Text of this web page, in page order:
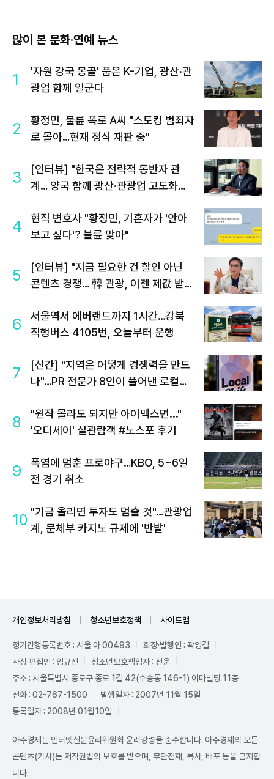
많이 본 문화·연예 뉴스
1
'자원 강국 몽골' 품은 K-기업, 광산·관
광업 함께 일군다
2
황정민, 불륜 폭로 A씨 "스토킹 범죄자
로 몰아…현재 정식 재판 중"
3
[인터뷰] "한국은 전략적 동반자 관
계… 양국 함께 광산·관광업 고도화해
4
현직 변호사 "황정민, 기혼자가 '안아
보고 싶다'? 불륜 맞아"
5
[인터뷰] "지금 필요한 건 할인 아닌
콘텐츠 경쟁… 韓 관광, 이젠 제값 받아
6
서울역서 에버랜드까지 1시간…강북
직행버스 4105번, 오늘부터 운행
7
[신간] "지역은 어떻게 경쟁력을 만드
나"…PR 전문가 8인이 풀어낸 로컬의
8
"원작 몰라도 되지만 아이맥스면..."
'오디세이' 실관람객 #노스포 후기
9
폭염에 멈춘 프로야구…KBO, 5~6일
전 경기 취소
10 "기금 올리면 투자도 멈출 것"…관광업
계, 문체부 카지노 규제에 '반발'
개인정보처리방침 청소년보호정책 사이트맵
정기간행등록번호 : 서울 아 00493
회장·발행인 : 곽영길
사장·편집인 : 임규진
청소년보호책임자 : 전운
주소 : 서울특별시 종로구 종로 1길 42(수송동 146-1) 이마빌딩 11층
전화 : 02-767-1500
발행일자 : 2007년 11월 15일
등록일자 : 2008년 01월10일
아주경제는 인터넷신문윤리위원회 윤리강령을 준수합니다. 아주경제의 모든
콘텐츠(기사)는 저작권법의 보호를 받으며, 무단전재, 복사, 배포 등을 금지합
니다.